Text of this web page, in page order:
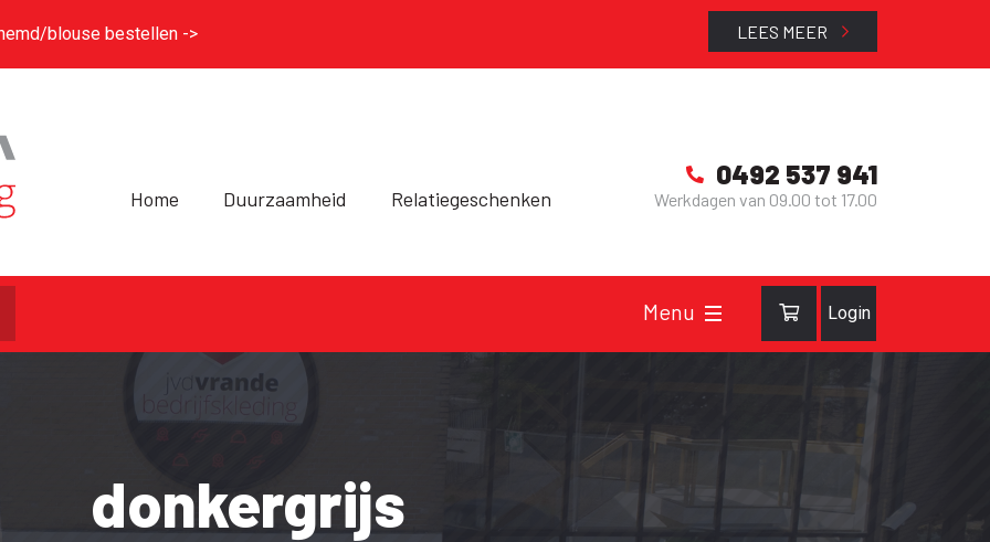
blouse bestellen -> LEES MEER
0492 537 941
Werkdagen van 09.00 tot 17.00
Home Duurzaamheid Relatiegeschenken
Login
donkergrijs